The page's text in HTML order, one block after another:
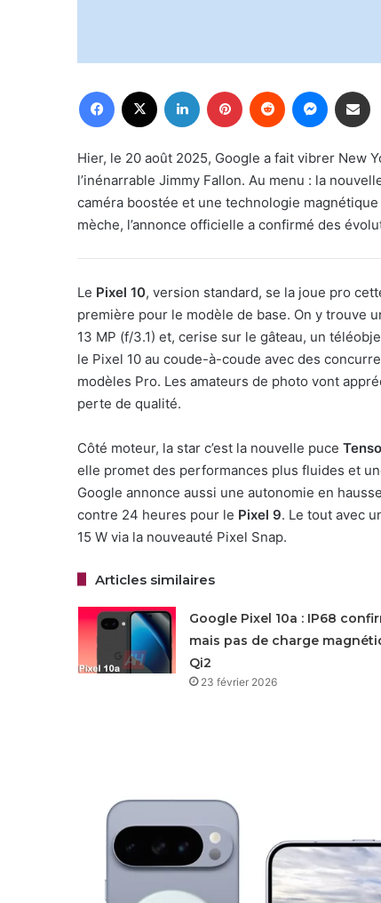
Facebook Linkedin Pinterest Reddit
Hier, le 20 août 2025, Google a fait vibrer New
l’inénarrable Jimmy Fallon. Au menu : la
caméra boostée et une technologie
mèche, l’annonce officielle a confirmé des
Le Pixel 10, version standard, se la joue pro
première pour le modèle de base. On y trouve
13 MP (f/3.1) et, cerise sur le gâteau, un
le Pixel 10 au coude-à-coude avec des
modèles Pro. Les amateurs de photo vont
perte de qualité.
Côté moteur, la star c’est la nouvelle puce
elle promet des performances plus fluides et
Google annonce aussi une autonomie en
contre 24 heures pour le Pixel 9. Le tout avec
15 W via la nouveauté Pixel Snap.
Articles similaires
Google Pixel 10a : IP68
mais pas de charge
Qi2
23 février 2026